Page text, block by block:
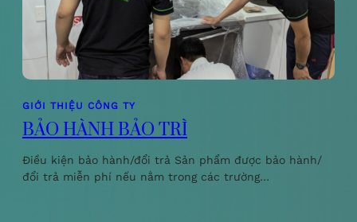
GIỚI THIỆU CÔNG TY
BẢO HÀNH BẢO TRÌ
Điều kiện bảo hành/đổi trả Sản phẩm được bảo hành/
đổi trả miễn phí nếu nằm trong các trường…